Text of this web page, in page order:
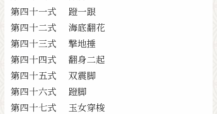
第四十一式 蹬一跟
第四十二式 海底翻花
第四十三式 撃地捶
第四十四式 翻身二起
第四十五式 双震脚
第四十六式 蹬脚
第四十七式 玉女穿梭